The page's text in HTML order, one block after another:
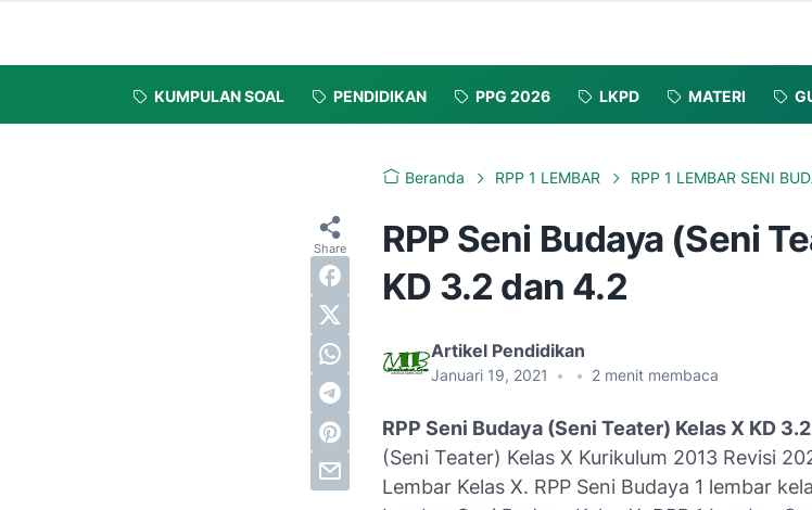
KUMPULAN SOAL PENDIDIKAN PPG 2026 LKPD MATERI
Beranda RPP 1 LEMBAR RPP 1 LEMBAR SENI
RPP Seni Budaya (Seni
KD 3.2 dan 4.2
Artikel Pendidikan
Januari 19, 2021 • • 2 menit membaca
RPP Seni Budaya (Seni Teater) Kelas X KD
(Seni Teater) Kelas X Kurikulum 2013 Revisi
Lembar Kelas X. RPP Seni Budaya 1 lembar